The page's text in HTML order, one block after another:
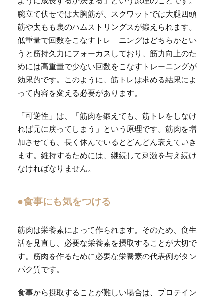
腕立て伏せでは大胸筋が、スクワットでは大腿四頭
筋や太もも裏のハムストリングスが鍛えられます。
低重量で回数をこなすトレーニングはどちらかとい
うと筋持久力にフォーカスしており、筋力向上のた
めには高重量で少ない回数をこなすトレーニングが
効果的です。このように、筋トレは求める結果によ
って内容を変える必要があります。
「可逆性」は、「筋肉を鍛えても、筋トレをしなけ
れば元に戻ってしまう」という原理です。筋肉を増
加させても、長く休んでいるとどんどん衰えていき
ます。維持するためには、継続して刺激を与え続け
なければなりません。
●食事にも気をつける
筋肉は栄養素によって作られます。そのため、食生
活を見直し、必要な栄養素を摂取することが大切で
す。筋肉を作るために必要な栄養素の代表例がタン
パク質です。
食事から摂取することが難しい場合は、プロテイン